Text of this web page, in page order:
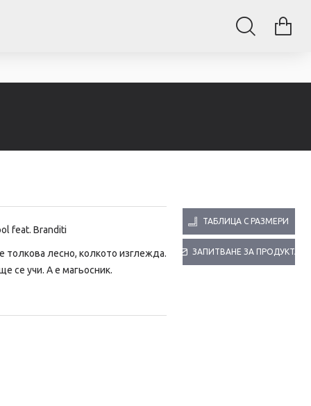
feat. Branditi
толкова лесно, колкото изглежда.
се учи. А е магьосник.
ТАБЛИЦА С РАЗМЕРИ
ЗАПИТВАНЕ ЗА ПРОДУКТА